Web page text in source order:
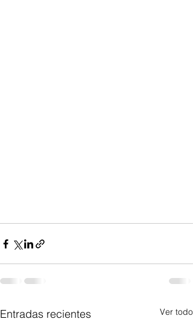
Entradas recientes Ver todo